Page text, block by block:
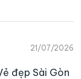
21/07/2026
đẹp Sài Gòn